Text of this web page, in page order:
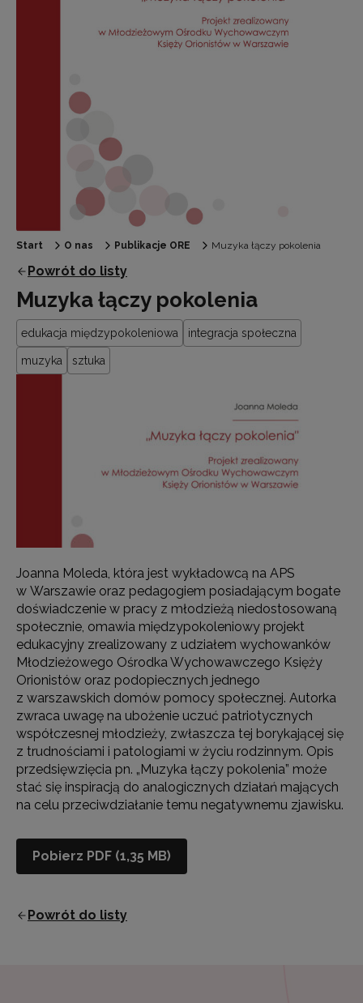
Start O nas Publikacje ORE Muzyka łączy pokolenia
Powrót do listy
Muzyka łączy pokolenia
edukacja międzypokoleniowa integracja społeczna
muzyka sztuka
Joanna Moleda, która jest wykładowcą na APS
w Warszawie oraz pedagogiem posiadającym bogate
doświadczenie w pracy z młodzieżą niedostosowaną
społecznie, omawia międzypokoleniowy projekt
edukacyjny zrealizowany z udziałem wychowanków
Młodzieżowego Ośrodka Wychowawczego Księży
Orionistów oraz podopiecznych jednego
z warszawskich domów pomocy społecznej. Autorka
zwraca uwagę na ubożenie uczuć patriotycznych
współczesnej młodzieży, zwłaszcza tej borykającej się
z trudnościami i patologiami w życiu rodzinnym. Opis
przedsięwzięcia pn. „Muzyka łączy pokolenia” może
stać się inspiracją do analogicznych działań mających
na celu przeciwdziałanie temu negatywnemu zjawisku.
Pobierz PDF (1,35 MB)
Powrót do listy